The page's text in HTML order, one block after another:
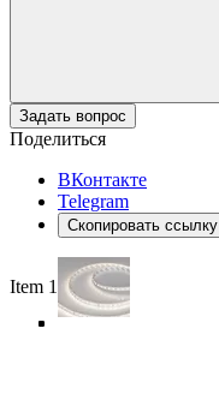
Задать вопрос
Поделиться
ВКонтакте
Telegram
Скопировать ссылку
Item 1 of 5